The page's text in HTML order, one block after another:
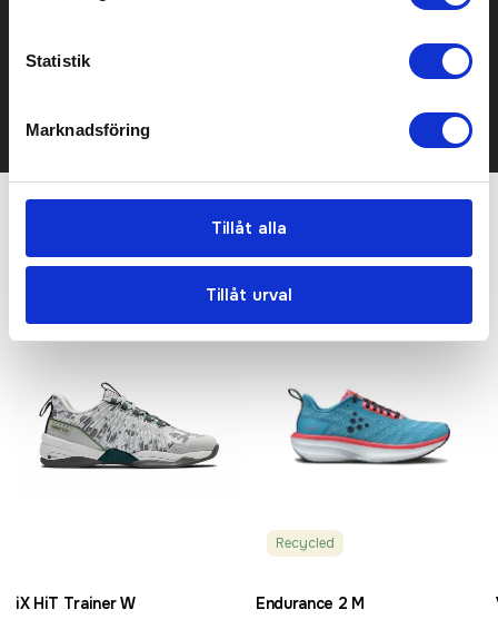
Statistik
Marknadsföring
Tillåt alla
Tillåt urval
Relaterade produkter
iX HiT Trainer W
Recycled
Endurance 2 M